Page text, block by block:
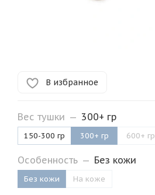
В избранное
Вес тушки — 300+ гр
150-300 гр 300+ гр 600+ гр
Особенность — Без кожи
Без кожи На коже